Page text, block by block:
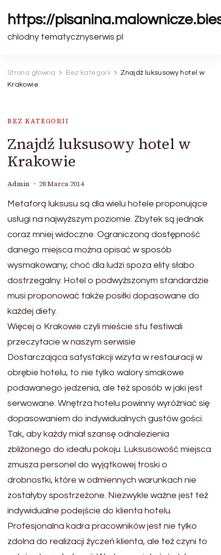
https://
chlodny tematycznyserwis pl
Strona główna Bez kategorii
Znajdź luksusowy hotel w
Krakowie
BEZ KATEGORII
Znajdź luksusowy hotel w
Krakowie
Admin 28 Marca 2014
Metaforą luksusu są dla wielu hotele proponujące
usługi na najwyższym poziomie. Zbytek są jednak
coraz mniej widoczne. Ograniczoną dostępność
danego miejsca można opisać w sposób
wysmakowany, choć dla ludzi spoza elity słabo
dostrzegalny. Hotel o podwyższonym standardzie
musi proponować także posiłki dopasowane do
każdej diety.
Więcej o Krakowie czyli mieście stu festiwali
przeczytacie w naszym serwisie
Dostarczająca satysfakcji wizyta w restauracji w
obrębie hotelu, to nie tylko walory smakowe
podawanego jedzenia, ale też sposób w jaki jest
serwowane. Wnętrza hotelu powinny wyróżniać się
dopasowaniem do indywidualnych gustów gości.
Tak, aby każdy miał szansę odnalezienia
zbliżonego do ideału pokoju. Luksusowość miejsca
zmusza personel do wyjątkowej troski o
drobnostki, które w odmiennych warunkach nie
zostałyby spostrzeżone. Niezwykle ważne jest też
indywidualne podejście do klienta hotelu.
Profesjonalna kadra pracowników jest nie tylko
zdolna do realizacji życzeń klienta, ale też czyni to